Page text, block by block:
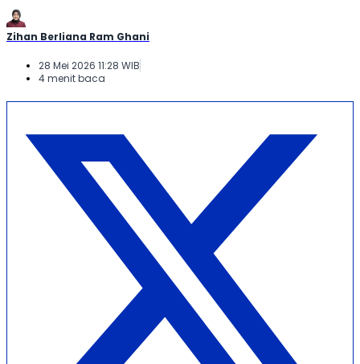
Zihan Berliana Ram Ghani
28 Mei 2026 11:28 WIB
4 menit baca